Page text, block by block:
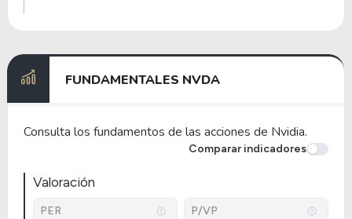
FUNDAMENTALES NVDA
Consulta los fundamentos de las acciones de Nvidia.
Comparar indicadores
Valoración
PER P/VP